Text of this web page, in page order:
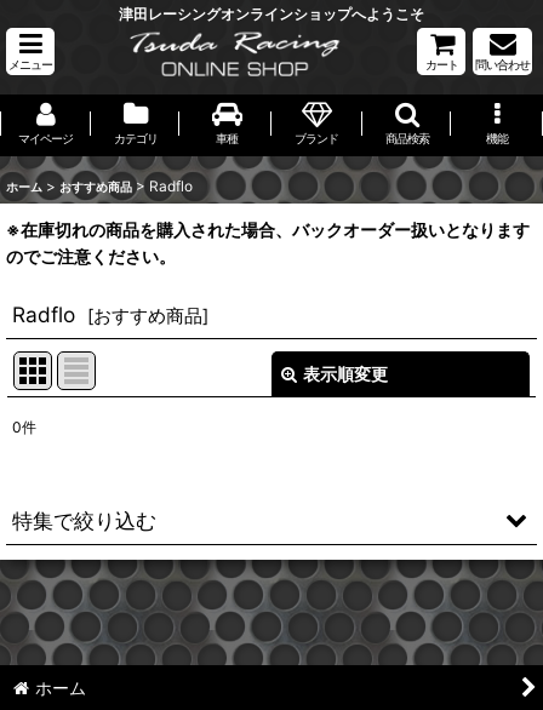
津田レーシングオンラインショップへようこそ
メニュー カート 問い合わせ
マイページ カテゴリ 車種 ブランド 商品検索 機能
ホーム > おすすめ商品 > Radflo
※在庫切れの商品を購入された場合、バックオーダー扱いとなります
のでご注意ください。
Radflo [おすすめ商品]
表示順変更
並び順:
絞り込む
0件
特集で絞り込む
DAMSEL
JA11
JB31
ホーム